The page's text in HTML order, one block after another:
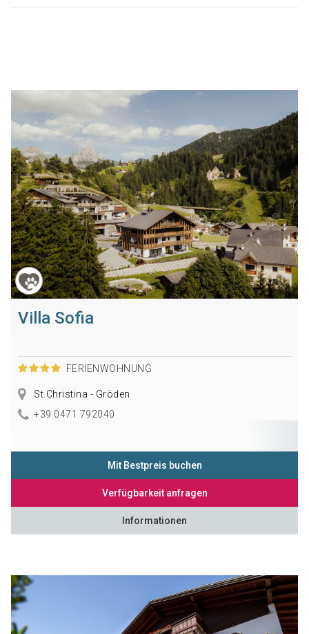
Villa Sofia
FERIENWOHNUNG
St.Christina - Gröden
+39 0471 792040
Mit Bestpreis buchen
Verfügbarkeit anfragen
Informationen